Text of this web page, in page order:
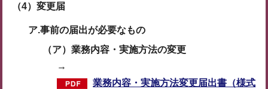
（4）変更届
ア.事前の届出が必要なもの
（ア）業務内容・実施方法の変更
→
業務内容・実施方法変更届出書（様式